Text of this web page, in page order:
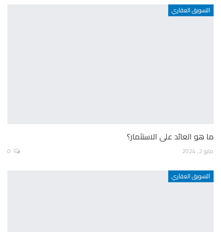
التسويق العقاري
ما هو العائد على الاستثمار؟
مايو 2, 2024
التسويق العقاري